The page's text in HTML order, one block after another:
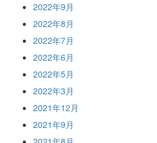
2022年9月
2022年8月
2022年7月
2022年6月
2022年5月
2022年3月
2021年12月
2021年9月